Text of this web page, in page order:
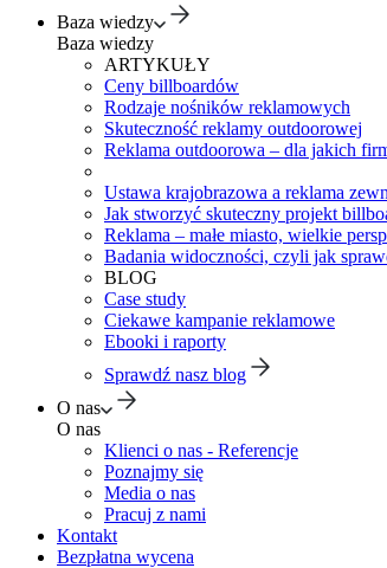
Baza wiedzy
Baza wiedzy
ARTYKUŁY
Ceny billboardów
Rodzaje nośników reklamowych
Skuteczność reklamy outdoorowej
Reklama outdoorowa – dla jakich
Ustawa krajobrazowa a reklama
Jak stworzyć skuteczny projekt
Reklama – małe miasto, wielkie
Badania widoczności, czyli jak
BLOG
Case study
Ciekawe kampanie reklamowe
Ebooki i raporty
Sprawdź nasz blog
O nas
O nas
Klienci o nas - Referencje
Poznajmy się
Media o nas
Pracuj z nami
Kontakt
Bezpłatna wycena